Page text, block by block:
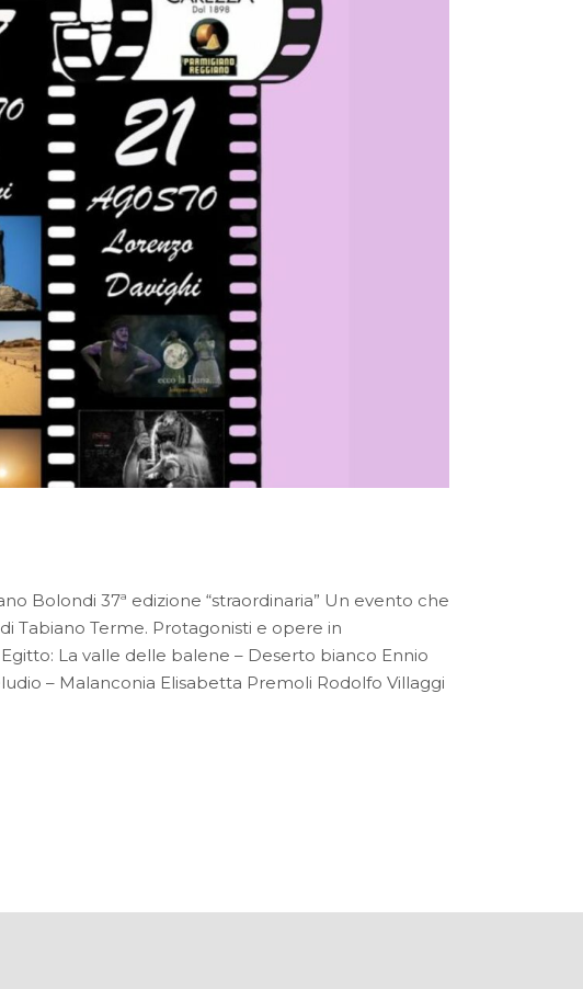
Bolondi 37ª edizione “straordinaria” Un evento che
Tabiano Terme. Protagonisti e opere in
La valle delle balene – Deserto bianco Ennio
– Malanconia Elisabetta Premoli Rodolfo Villaggi